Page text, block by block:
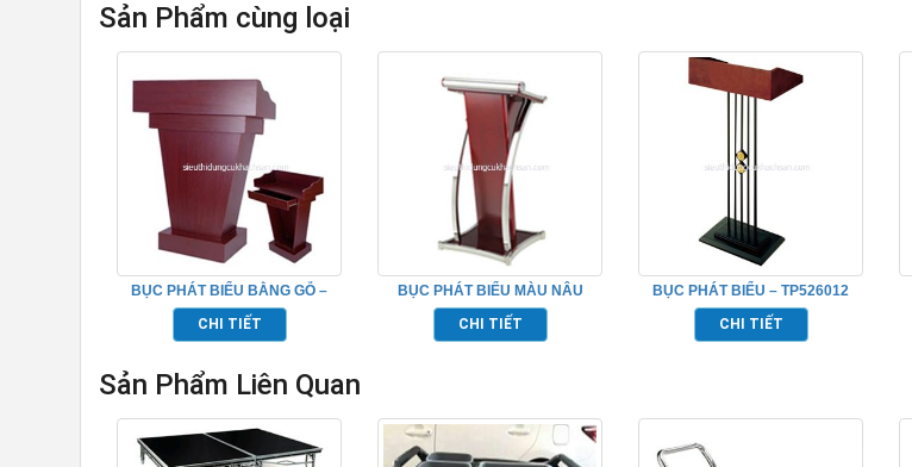
Sản Phẩm cùng loại
BỤC PHÁT BIỂU BẰNG GỖ –
TP526013
CHI TIẾT
BỤC PHÁT BIỂU MÀU NÂU
TP526009
CHI TIẾT
BỤC PHÁT BIỂU – TP526012
CHI TIẾT
Sản Phẩm Liên Quan